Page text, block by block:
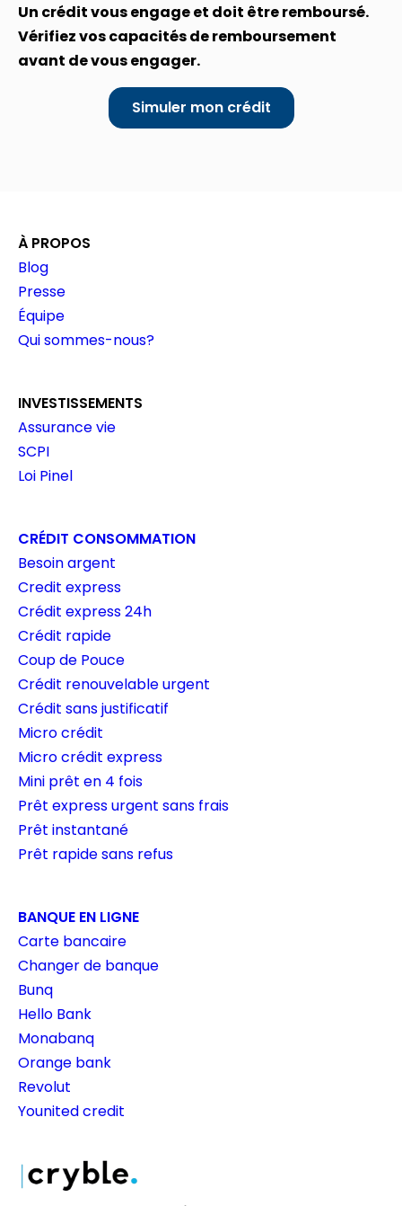
Un crédit vous engage et doit être remboursé.
Vérifiez vos capacités de remboursement
avant de vous engager.
Simuler mon crédit
À PROPOS
Blog
Presse
Équipe
Qui sommes-nous?
INVESTISSEMENTS
Assurance vie
SCPI
Loi Pinel
CRÉDIT CONSOMMATION
Besoin argent
Credit express
Crédit express 24h
Crédit rapide
Coup de Pouce
Crédit renouvelable urgent
Crédit sans justificatif
Micro crédit
Micro crédit express
Mini prêt en 4 fois
Prêt express urgent sans frais
Prêt instantané
Prêt rapide sans refus
BANQUE EN LIGNE
Carte bancaire
Changer de banque
Bunq
Hello Bank
Monabanq
Orange bank
Revolut
Younited credit